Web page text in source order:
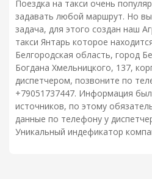
Поездка на такси очень
задавать любой маршрут. Но
задача, для этого создан наш
такси Янтарь которое
Белгородская область, город
Богдана Хмельницкого, 137,
диспетчером, позвоните по
+79051737447. Информация
источников, по этому
данные по телефону у
Уникальный индефикатор